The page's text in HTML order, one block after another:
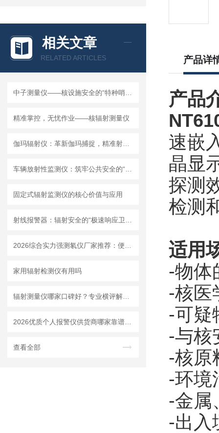
相关文章
RELATED ARTICLES
精准掌控，无忧作业——核辐射测量仪
固定式辐射监测仪的核心价值与应用
家用辐射检测仪有用吗
查看全部
产品详
产品
速嵌
晶显
探测
检测
适用
-物体
-核医
-可疑
-与核
-核原
-环境
-金属
-出入